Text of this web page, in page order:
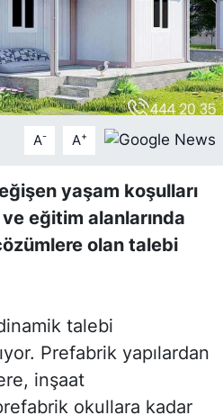
A- A+
yaşam koşulları
eğitim alanlarında
olan talebi
talebi
Prefabrik yapılardan
inşaat
okullara kadar